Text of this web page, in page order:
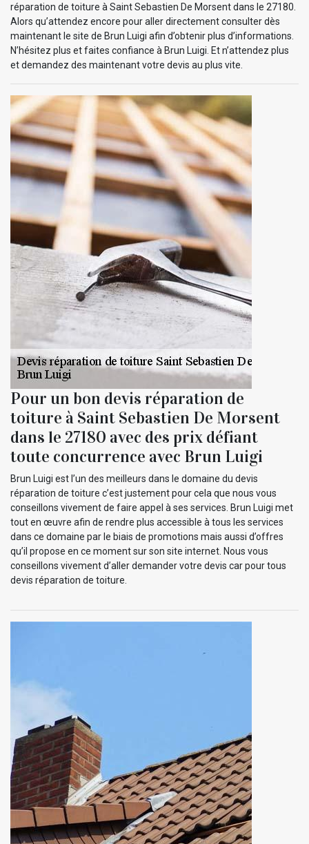
réparation de toiture à Saint Sebastien De Morsent dans le 27180.
Alors qu’attendez encore pour aller directement consulter dès
maintenant le site de Brun Luigi afin d’obtenir plus d’informations.
N’hésitez plus et faites confiance à Brun Luigi. Et n’attendez plus
et demandez des maintenant votre devis au plus vite.
Pour un bon devis réparation de
toiture à Saint Sebastien De Morsent
dans le 27180 avec des prix défiant
toute concurrence avec Brun Luigi
Brun Luigi est l’un des meilleurs dans le domaine du devis
réparation de toiture c’est justement pour cela que nous vous
conseillons vivement de faire appel à ses services. Brun Luigi met
tout en œuvre afin de rendre plus accessible à tous les services
dans ce domaine par le biais de promotions mais aussi d’offres
qu’il propose en ce moment sur son site internet. Nous vous
conseillons vivement d’aller demander votre devis car pour tous
devis réparation de toiture.